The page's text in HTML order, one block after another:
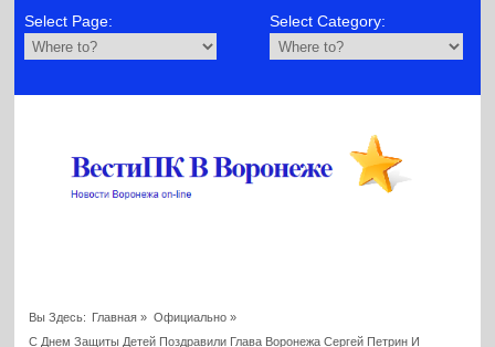
Select Page: Select Category:
Вы Здесь: Главная » Официально»
С Днем Защиты Детей Поздравили Глава Воронежа Сергей Петрин И